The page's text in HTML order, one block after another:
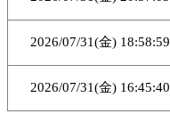
2026/07/31(金) 18:58:59
2026/07/31(金) 16:45:40